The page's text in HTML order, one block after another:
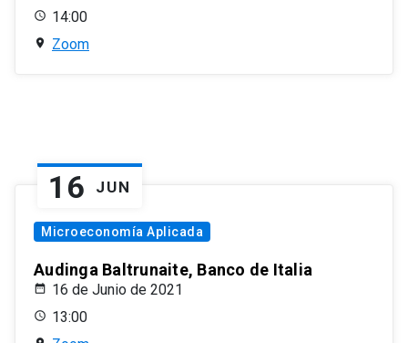
14:00
Zoom
16 JUN
Microeconomía Aplicada
Audinga Baltrunaite, Banco de Italia
16 de Junio de 2021
13:00